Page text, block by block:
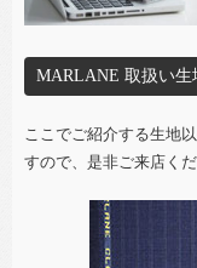
MARLANE 取扱い生
ここでご紹介する生地
すので、是非ご来店くだ